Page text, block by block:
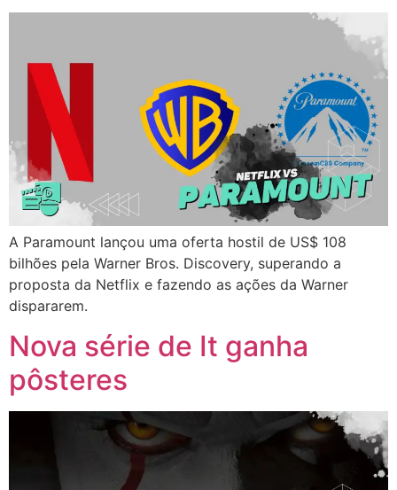
A Paramount lançou uma oferta hostil de US$ 108
bilhões pela Warner Bros. Discovery, superando a
proposta da Netflix e fazendo as ações da Warner
dispararem.
Nova série de It ganha
pôsteres​